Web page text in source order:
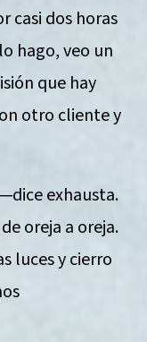
casi dos horas
hago, veo un
que hay
otro cliente y
exhausta.
oreja a oreja.
luces y cierro